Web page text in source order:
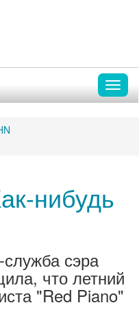
нибудь
сэра
что летний
"Red Piano"